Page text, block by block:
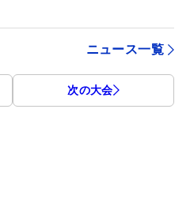
ニュース一覧
次の大会